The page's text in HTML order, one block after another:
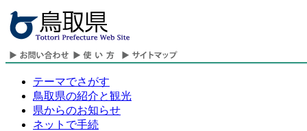
テーマでさがす
鳥取県の紹介と観光
県からのお知らせ
ネットで手続